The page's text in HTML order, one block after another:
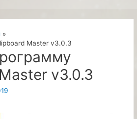
Master v3.0.3
v3.0.3